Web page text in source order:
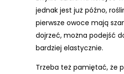
jednak jest już późno,
pierwsze owoce mają
dojrzeć, można podejść
bardziej elastycznie.
Trzeba też pamiętać, że